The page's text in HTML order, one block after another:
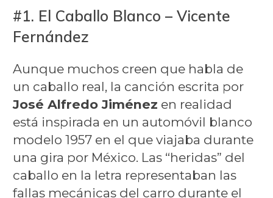
#1. El Caballo Blanco – Vicente
Fernández
Aunque muchos creen que habla de
un caballo real, la canción escrita por
José Alfredo Jiménez en realidad
está inspirada en un automóvil blanco
modelo 1957 en el que viajaba durante
una gira por México. Las “heridas” del
caballo en la letra representaban las
fallas mecánicas del carro durante el